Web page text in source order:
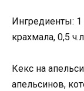
Ингредиенты: 1
крахмала, 0,5
Кекс на
апельсинов,